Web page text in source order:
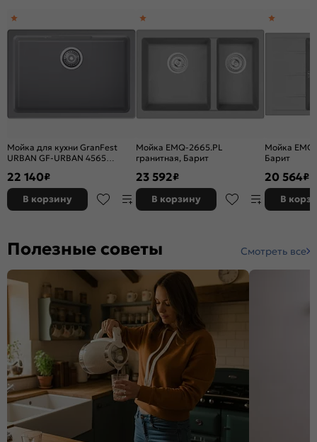
Мойка для кухни GranFest
URBAN GF-URBAN 4565
22 140₽
В корзину
Мойка EMQ-2665.PL
гранитная, Барит
23 592₽
В корзину
Мойка
Барит
20 564₽
В
Полезные советы Смотреть все